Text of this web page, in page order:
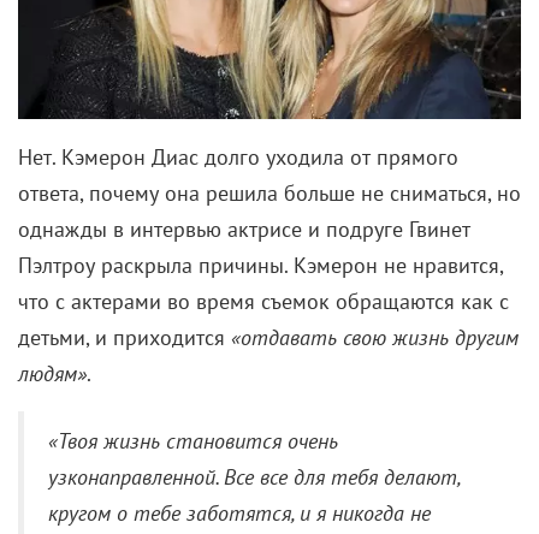
Нет. Кэмерон Диас долго уходила от прямого
ответа, почему она решила больше не сниматься, но
однажды в интервью актрисе и подруге Гвинет
Пэлтроу раскрыла причины. Кэмерон не нравится,
что с актерами во время съемок обращаются как с
детьми, и приходится «отдавать свою жизнь другим
людям».
«Твоя жизнь становится очень
узконаправленной. Все все для тебя делают,
кругом о тебе заботятся, и я никогда не